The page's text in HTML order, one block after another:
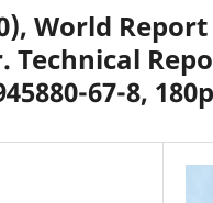
World
Technical
67-8,